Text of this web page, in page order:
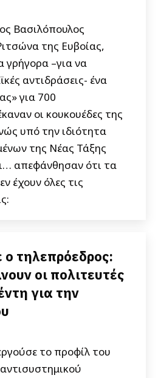
Βασιλόπουλος
της Ευβοίας,
γρήγορα –για να
αντιδράσεις- ένα
για 700
οι κουκουέδες της
υπό την ιδιότητα
της Νέας Τάξης
απεφάνθησαν ότι τα
έχουν όλες τις
ο τηλεπρόεδρος:
οι πολιτευτές
για την
το προφίλ του